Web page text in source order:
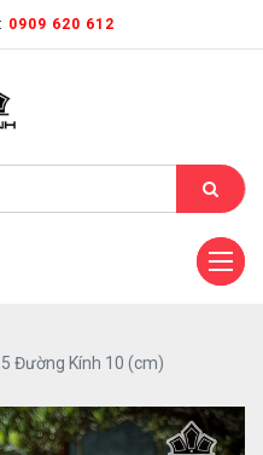
0909 620 612
Đường Kính 10 (cm)